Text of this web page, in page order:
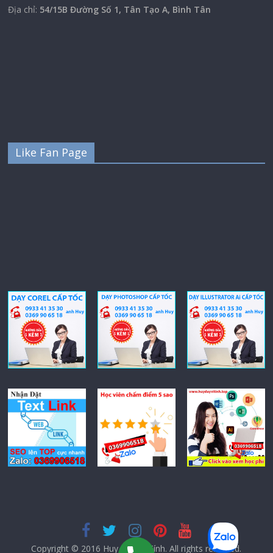
Địa chỉ: 54/15B Đường Số 1, Tân Tạo A, Bình Tân
Like Fan Page
Copyright © 2016 Huy Dạy Vi Tính. All rights reserved.